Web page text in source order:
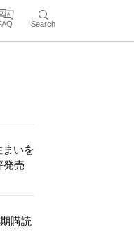
Search
まいを
発売
購読